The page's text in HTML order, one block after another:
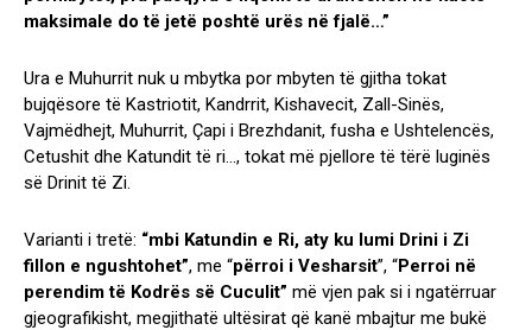
maksimale do të jetë poshtë urës në fjalë…”
Ura e Muhurrit nuk u mbytka por mbyten të gjitha tokat
bujqësore të Kastriotit, Kandrrit, Kishavecit, Zall-Sinës,
Vajmëdhejt, Muhurrit, Çapi i Brezhdanit, fusha e Ushtelencës,
Cetushit dhe Katundit të ri…, tokat më pjellore të tërë luginës
së Drinit të Zi.
Varianti i tretë: “mbi Katundin e Ri, aty ku lumi Drini i Zi
fillon e ngushtohet”, me “përroi i Vesharsit”, “Perroi në
perendim të Kodrës së Cuculit” më vjen pak si i ngatërruar
gjeografikisht, megjithatë ultësirat që kanë mbajtur me bukë